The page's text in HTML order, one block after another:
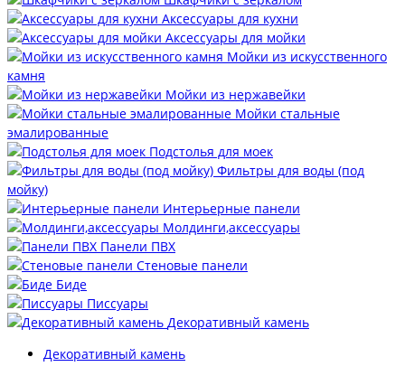
Аксессуары для кухни
Аксессуары для мойки
Мойки из искусственного
камня
Мойки из нержавейки
Мойки стальные
эмалированные
Подстолья для моек
Фильтры для воды (под
мойку)
Интерьерные панели
Молдинги,аксессуары
Панели ПВХ
Стеновые панели
Биде
Писсуары
Декоративный камень
Декоративный камень